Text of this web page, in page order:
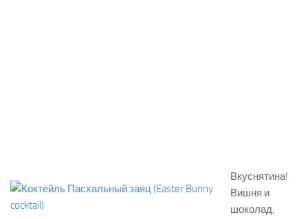
Вкуснятина!
Вишня и
шоколад,